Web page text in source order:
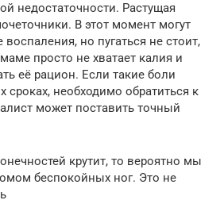
недостаточности. Растущая
В этот момент могут
но пугаться не стоит,
просто не хватает калия и
её рацион. Если такие боли
сроках, необходимо обратиться к
может поставить точный
крутит, то вероятно мы
беспокойных ног. Это не